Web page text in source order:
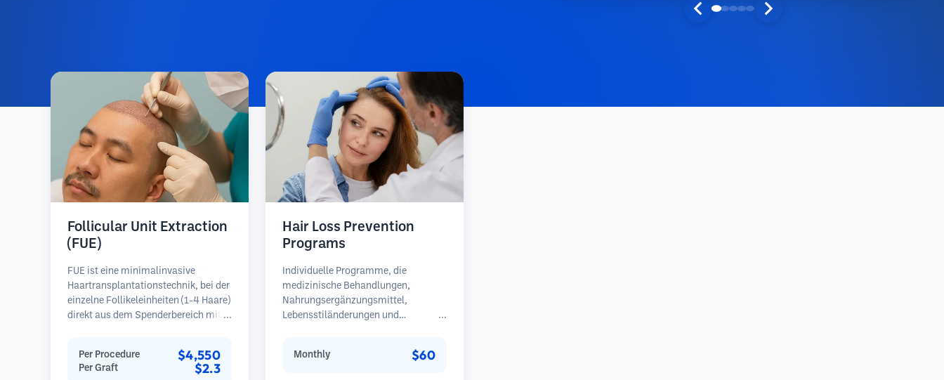
Follicular Unit Extraction
(FUE)
FUE ist eine minimalinvasive
Haartransplantationstechnik, bei der
einzelne Follikeleinheiten (1-4 Haare)
direkt aus dem Spenderbereich mit
werden dann in die
Empfängerbereiche in kahlen Zonen
Per Procedure $4,550
Per Graft $2.3
Hair Loss Prevention
Programs
Individuelle Programme, die
medizinische Behandlungen,
Nahrungsergänzungsmittel,
Lebensstiländerungen und
Haarausfalls kombinieren.
Monthly $60